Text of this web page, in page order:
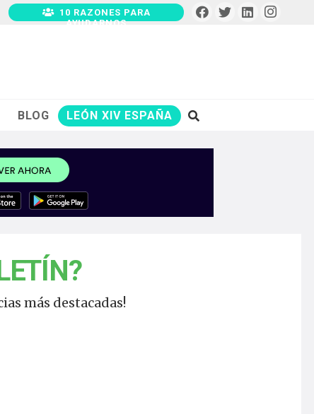
10 RAZONES PARA
AYUDARNOS
BLOG LEÓN XIV ESPAÑA
más destacadas!